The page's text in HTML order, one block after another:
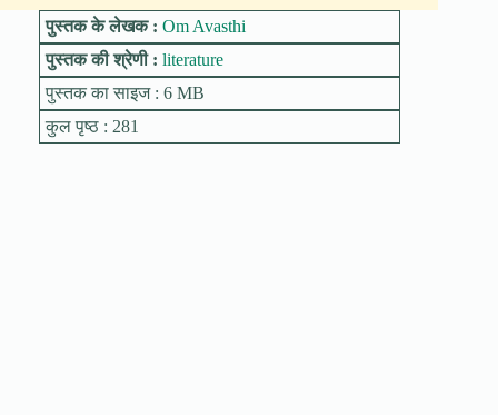
पुस्तक के लेखक : Om Avasthi
पुस्तक की श्रेणी : literature
पुस्तक का साइज : 6 MB
कुल पृष्ठ : 281